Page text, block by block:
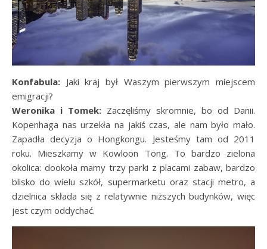
Konfabula: Jaki kraj był Waszym pierwszym miejscem
emigracji?
Weronika i Tomek: Zaczęliśmy skromnie, bo od Danii.
Kopenhaga nas urzekła na jakiś czas, ale nam było mało.
Zapadła decyzja o Hongkongu. Jesteśmy tam od 2011
roku. Mieszkamy w Kowloon Tong. To bardzo zielona
okolica: dookoła mamy trzy parki z placami zabaw, bardzo
blisko do wielu szkół, supermarketu oraz stacji metro, a
dzielnica składa się z relatywnie niższych budynków, więc
jest czym oddychać.